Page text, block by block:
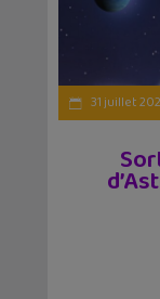
31 juillet